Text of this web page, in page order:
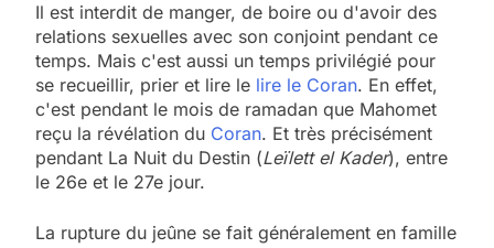
Il est interdit de manger, de boire ou d'avoir des
relations sexuelles avec son conjoint pendant ce
temps. Mais c'est aussi un temps privilégié pour
se recueillir, prier et lire le lire le Coran. En effet,
c'est pendant le mois de ramadan que Mahomet
reçu la révélation du Coran. Et très précisément
pendant La Nuit du Destin (Leïlett el Kader), entre
le 26e et le 27e jour.
La rupture du jeûne se fait généralement en famille